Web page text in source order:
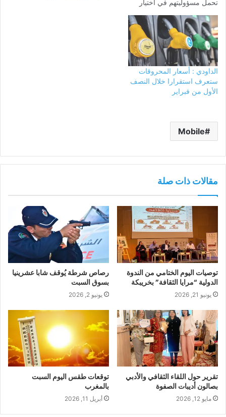
تحمل مسؤوليتهم في اختيار
الأسعار، وهو ما يشكل دعوة
ضمنية إلى "مقاطعة" باقي
الشركات. وأعلن الداودي أن
الأسعار يفترض أن تتراجع بـ 30
سنتيما بالنسبة إلى التر الواحد
من الكازوال و40…
الداودي : أسعار المحروقات
ستعرف استقرارا خلال النصف
الأول من فبراير
Mobile
مقالات ذات صلة
توصيات اليوم الختامي من الندوة
الدولية “مرايا الثقافة” بخريبكة
يونيو 21, 2026
رصاص شرطة يُوقف شابا عشرينيا
بسوق السبت
يونيو 2, 2026
تقرير حول اللقاء الثقافي والأدبي
بصالون أديبات الصفوة
مايو 12, 2026
توقعات طقس اليوم السبت
بالمغرب
أبريل 11, 2026